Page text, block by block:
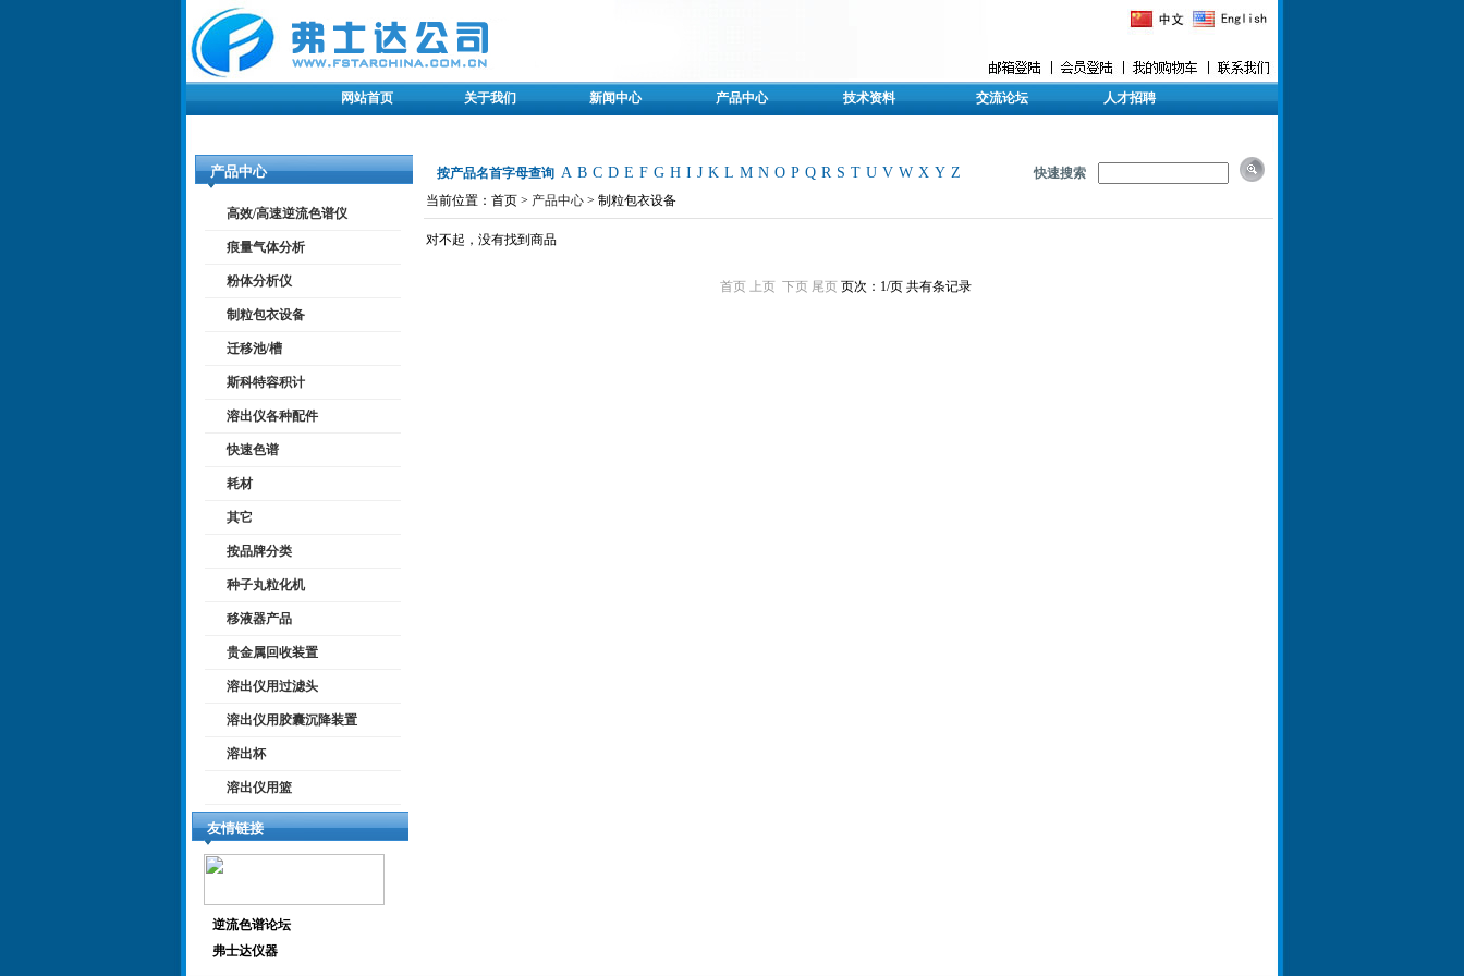
网站首页 关于我们 新闻中心 产品中心 技术资料 交流论坛 人才招聘
产品中心
高效/高速逆流色谱仪
痕量气体分析
粉体分析仪
制粒包衣设备
迁移池/槽
斯科特容积计
溶出仪各种配件
快速色谱
耗材
其它
按品牌分类
种子丸粒化机
移液器产品
贵金属回收装置
溶出仪用过滤头
溶出仪用胶囊沉降装置
溶出杯
溶出仪用篮
按产品名首字母查询 A B C D E F G H I J K L M N O P Q R S T U V W X Y Z
快速搜索
当前位置：首页 > 产品中心 > 制粒包衣设备
对不起，没有找到商品
首页 上页 下页 尾页 页次：1/页 共有条记录